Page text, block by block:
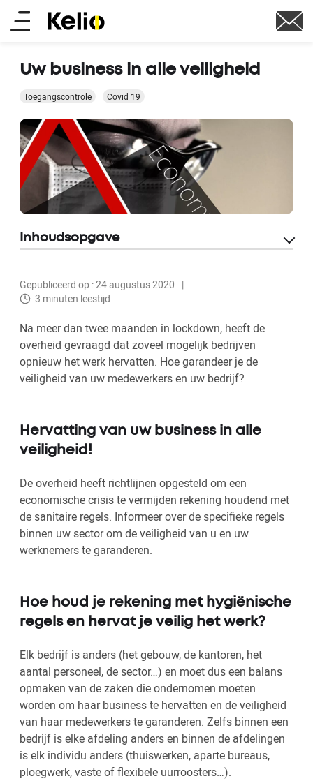
Skip
Main
Uw business in alle veiligheid
Toegangscontrole Covid 19
Gepubliceerd op : 24 augustus 2020
3 minuten leestijd
Na meer dan twee maanden in lockdown, heeft de
overheid gevraagd dat zoveel mogelijk bedrijven
opnieuw het werk hervatten. Hoe garandeer je de
veiligheid van uw medewerkers en uw bedrijf?
Hervatting van uw business in alle
veiligheid!
De overheid heeft richtlijnen opgesteld om een
economische crisis te vermijden rekening houdend met
de sanitaire regels. Informeer over de specifieke regels
binnen uw sector om de veiligheid van u en uw
werknemers te garanderen.
Hoe houd je rekening met hygiënische
regels en hervat je veilig het werk?
Elk bedrijf is anders (het gebouw, de kantoren, het
aantal personeel, de sector…) en moet dus een balans
opmaken van de zaken die ondernomen moeten
worden om haar business te hervatten en de veiligheid
van haar medewerkers te garanderen. Zelfs binnen een
bedrijf is elke afdeling anders en binnen de afdelingen
is elk individu anders (thuiswerken, aparte bureaus,
ploegwerk, vaste of flexibele uurroosters…).
Inhoudsopgave